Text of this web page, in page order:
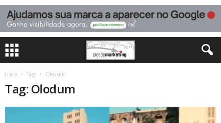
Início Tags Olodum
Tag: Olodum